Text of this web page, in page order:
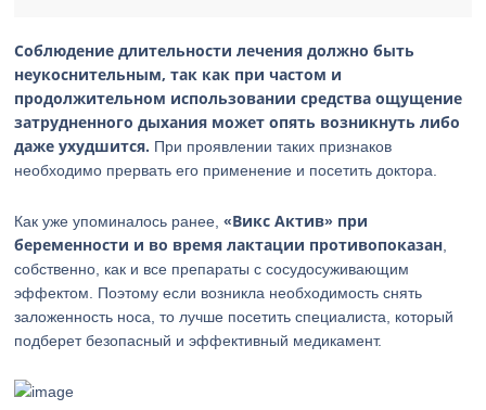
Соблюдение длительности лечения должно быть
неукоснительным, так как при частом и
продолжительном использовании средства ощущение
затрудненного дыхания может опять возникнуть либо
даже ухудшится. При проявлении таких признаков
необходимо прервать его применение и посетить доктора.
Как уже упоминалось ранее,«Викс Актив» при
беременности и во время лактации противопоказан
собственно, как и все препараты с сосудосуживающим
эффектом. Поэтому если возникла необходимость снять
заложенность носа, то лучше посетить специалиста, который
подберет безопасный и эффективный медикамент.